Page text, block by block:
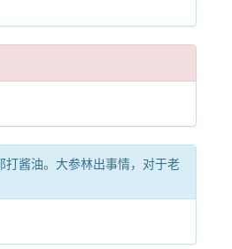
酱油。大参林出事情，对于老